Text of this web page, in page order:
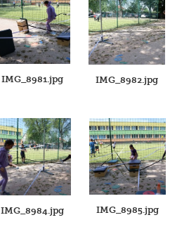
IMG_8981.jpg IMG_8982.jpg
IMG_8984.jpg IMG_8985.jpg